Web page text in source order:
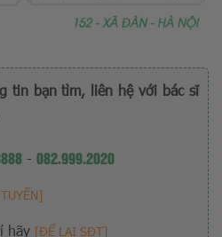
tin bạn tìm, liên hệ với bác sĩ
- 082.999.2020
hãy [ĐỂ LẠI SĐT]